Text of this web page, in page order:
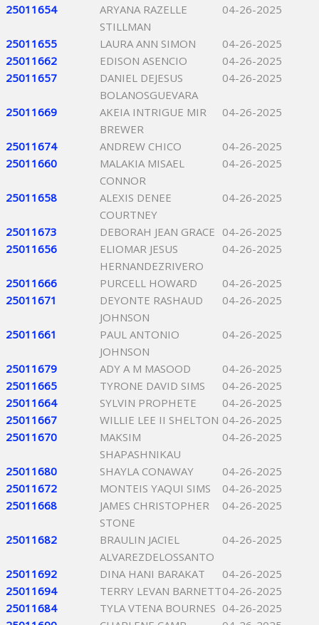
25011654
ARYANA RAZELLE
STILLMAN
04-26-2025
25011655 LAURA ANN SIMON
04-26-2025
25011662
EDISON ASENCIO
04-26-2025
25011657
DANIEL DEJESUS
BOLANOSGUEVARA
04-26-2025
25011669
AKEIA INTRIGUE MIR
BREWER
04-26-2025
25011674 ANDREW CHICO
04-26-2025
25011660
MALAKIA MISAEL
CONNOR
04-26-2025
25011658
ALEXIS DENEE
COURTNEY
04-26-2025
25011673 DEBORAH JEAN GRACE 04-26-2025
25011656
ELIOMAR JESUS
HERNANDEZRIVERO
04-26-2025
25011666 PURCELL HOWARD
04-26-2025
25011671
DEYONTE RASHAUD
JOHNSON
04-26-2025
25011661
PAUL ANTONIO
JOHNSON
04-26-2025
25011679 ADY A M MASOOD
04-26-2025
25011665
TYRONE DAVID SIMS
04-26-2025
25011664
SYLVIN PROPHETE
04-26-2025
25011667
WILLIE LEE II SHELTON 04-26-2025
25011670
MAKSIM
SHAPASHNIKAU
04-26-2025
25011680 SHAYLA CONAWAY
04-26-2025
25011672
MONTEIS YAQUI SIMS
04-26-2025
25011668
JAMES CHRISTOPHER
STONE
04-26-2025
25011682
BRAULIN JACIEL
ALVAREZDELOSSANTO
04-26-2025
25011692 DINA HANI BARAKAT
04-26-2025
25011694
TERRY LEVAN BARNETT04-26-2025
25011684
TYLA VTENA BOURNES 04-26-2025